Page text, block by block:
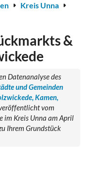
Kreis Unna
&
Datenanalyse des
und Gemeinden
Kamen,
vom
im Kreis Unna am April
Ihrem Grundstück